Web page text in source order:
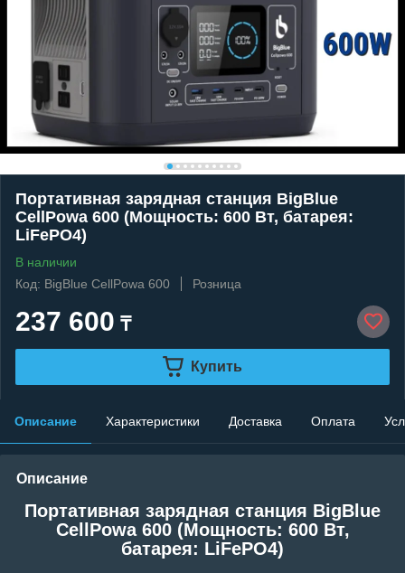
Портативная зарядная станция BigBlue
CellPowa 600 (Мощность: 600 Вт, батарея:
LiFePO4)
В наличии
Код: BigBlue CellPowa 600
Розница
237 600 ₸
Купить
Описание Характеристики Доставка Оплата
Описание
Портативная зарядная станция BigBlue
CellPowa 600 (Мощность: 600 Вт,
батарея: LiFePO4)